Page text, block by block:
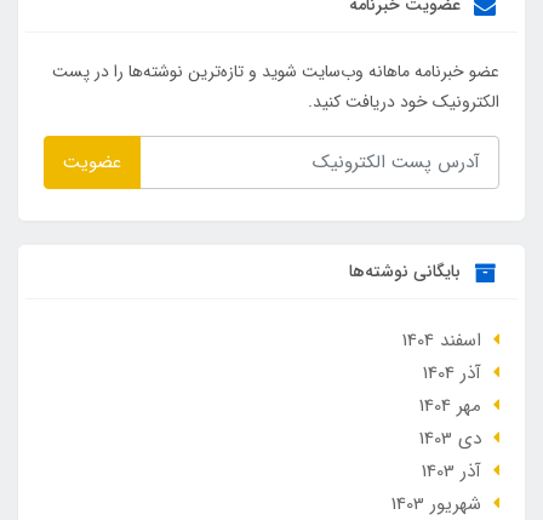
عضویت خبرنامه
عضو خبرنامه ماهانه وب‌سایت شوید و تازه‌ترین نوشته‌ها را در پست
الکترونیک خود دریافت کنید.
عضویت
بایگانی نوشته‌ها
اسفند 1404
آذر 1404
مهر 1404
دی 1403
آذر 1403
شهریور 1403